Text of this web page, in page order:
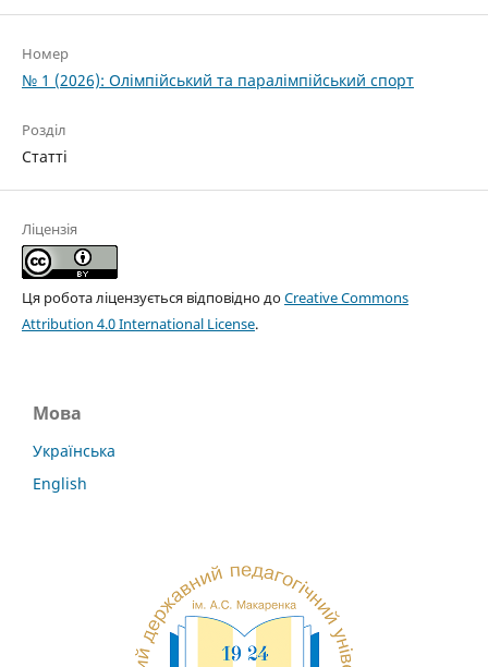
Номер
№ 1 (2026): Олімпійський та паралімпійський спорт
Розділ
Статті
Ліцензія
Ця робота ліцензується відповідно доCreative Commons
Attribution 4.0 International License.
Мова
Українська
English